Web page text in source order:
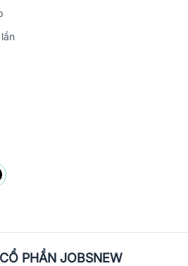
PHẦN JOBSNEW